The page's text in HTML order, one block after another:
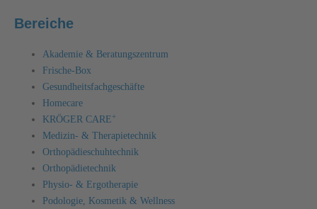
Bereiche
Akademie & Beratungszentrum
Frische-Box
Gesundheitsfachgeschäfte
Homecare
KRÖGER CARE+
Medizin- & Therapietechnik
Orthopädieschuhtechnik
Orthopädietechnik
Physio- & Ergotherapie
Podologie, Kosmetik & Wellness